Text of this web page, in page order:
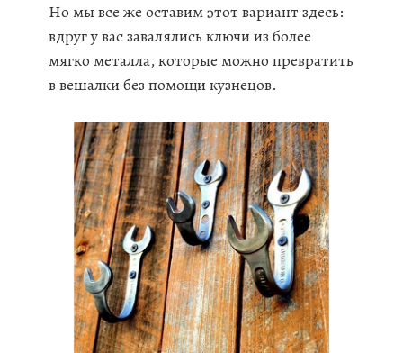
Но мы все же оставим этот вариант здесь:
вдруг у вас завалялись ключи из более
мягко металла, которые можно превратить
в вешалки без помощи кузнецов.